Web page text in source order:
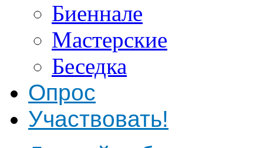
Биеннале
Мастерские
Беседка
Опрос
Участвовать!